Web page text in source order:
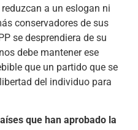
a un eslogan ni
conservadores de sus
se desprendiera de su
debe mantener ese
que un partido que se
del individuo para
que han aprobado la